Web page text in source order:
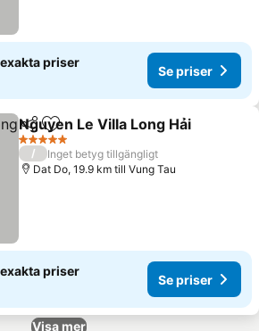
priser
Se priser
Dela Lägg till i Mina Favoriter
Nguyen Le Villa Long Hải
5 Stjärnor
/
Inget betyg tillgängligt
Dat Do, 19.9 km till Vung Tau
priser
Se priser
Visa mer